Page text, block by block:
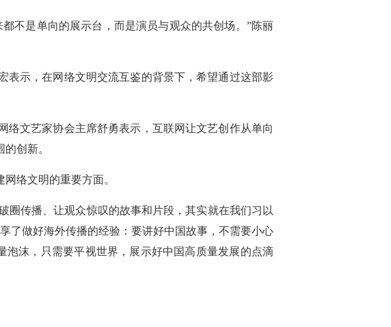
不是单向的展示台，而是演员与观众的共创场。”陈丽
表示，在网络文明交流互鉴的背景下，希望通过这部影
文艺家协会主席舒勇表示，互联网让文艺创作从单向
创新。
络文明的重要方面。
圈传播、让观众惊叹的故事和片段，其实就在我们习以
了做好海外传播的经验：要讲好中国故事，不需要小心
泡沫，只需要平视世界，展示好中国高质量发展的点滴